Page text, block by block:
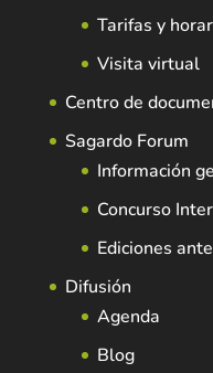
Tarifas y
Visita virtual
Centro de
Sagardo Forum
Información
Concurso
Ediciones
Difusión
Agenda
Blog